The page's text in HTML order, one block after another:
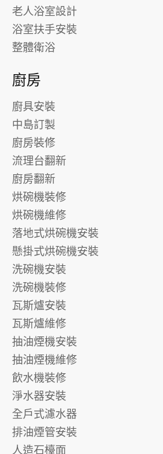
老人浴室設計
浴室扶手安裝
整體衛浴
廚房
廚具安裝
中島訂製
廚房裝修
流理台翻新
廚房翻新
烘碗機裝修
烘碗機維修
落地式烘碗機安裝
懸掛式烘碗機安裝
洗碗機安裝
洗碗機裝修
瓦斯爐安裝
瓦斯爐維修
抽油煙機安裝
抽油煙機維修
飲水機裝修
淨水器安裝
全戶式濾水器
排油煙管安裝
人造石檯面